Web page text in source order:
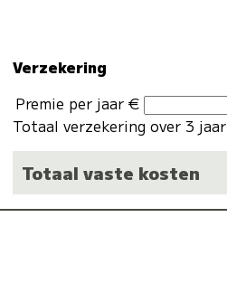
Verzekering
Premie per jaar €
Totaal verzekering over 3 jaar
Totaal vaste kosten